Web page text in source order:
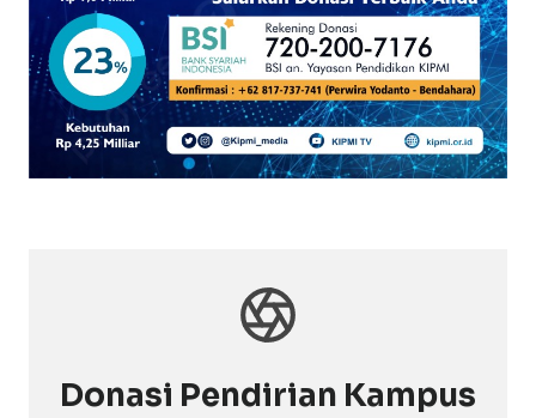
Donasi Pendirian Kampus